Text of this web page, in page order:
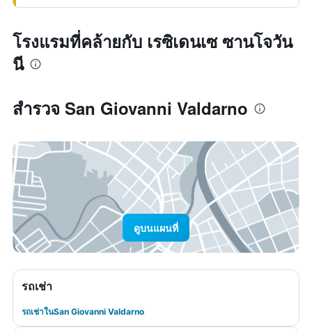
โรงแรมที่คล้ายกับ เรซิเดนเซ ซานโจวัน
นี
สำรวจ San Giovanni Valdarno
ดูบนแผนที่
รถเช่า
รถเช่าในSan Giovanni Valdarno